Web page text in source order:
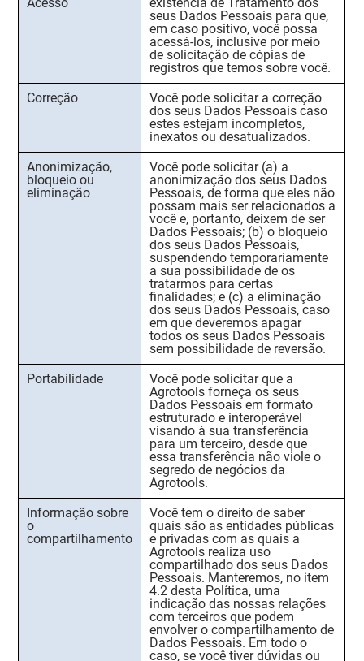
seus Dados Pessoais para que,
em caso positivo, você possa
acessá-los, inclusive por meio
de solicitação de cópias de
registros que temos sobre você.
Correção
Você pode solicitar a correção
dos seus Dados Pessoais caso
estes estejam incompletos,
inexatos ou desatualizados.
Anonimização,
bloqueio ou
eliminação
Você pode solicitar (a) a
anonimização dos seus Dados
Pessoais, de forma que eles não
possam mais ser relacionados a
você e, portanto, deixem de ser
Dados Pessoais; (b) o bloqueio
dos seus Dados Pessoais,
suspendendo temporariamente
a sua possibilidade de os
tratarmos para certas
finalidades; e (c) a eliminação
dos seus Dados Pessoais, caso
em que deveremos apagar
todos os seus Dados Pessoais
sem possibilidade de reversão.
Portabilidade
Você pode solicitar que a
Agrotools forneça os seus
Dados Pessoais em formato
estruturado e interoperável
visando à sua transferência
para um terceiro, desde que
essa transferência não viole o
segredo de negócios da
Agrotools.
Informação sobre
o
compartilhamento
Você tem o direito de saber
quais são as entidades públicas
e privadas com as quais a
Agrotools realiza uso
compartilhado dos seus Dados
Pessoais. Manteremos, no item
4.2 desta Política, uma
indicação das nossas relações
com terceiros que podem
envolver o compartilhamento de
Dados Pessoais. Em todo o
caso, se você tiver dúvidas ou